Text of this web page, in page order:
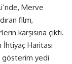
Merve
film,
karşısına çıktı.
Haritası
gösterim yedi